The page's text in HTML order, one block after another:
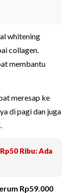
whitening
collagen.
membantu
meresap ke
di pagi dan juga
Ribu: Ada
Rp59.000